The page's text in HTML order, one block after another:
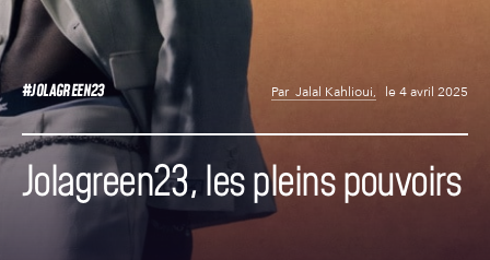
#JOLAGREEN23 ParJalal Kahlioui, le 4 avril 2025
Jolagreen23, les pleins pouvoirs